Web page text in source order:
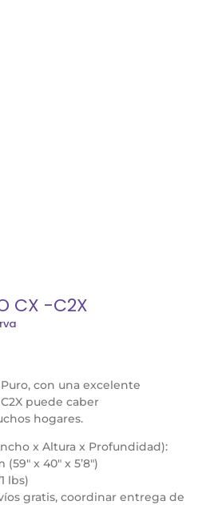
CX -C2X
con una excelente
puede caber
hogares.
x Altura x Profundidad):
(59″ x 40″ x 5’8″)
lbs)
gratis, coordinar entrega de